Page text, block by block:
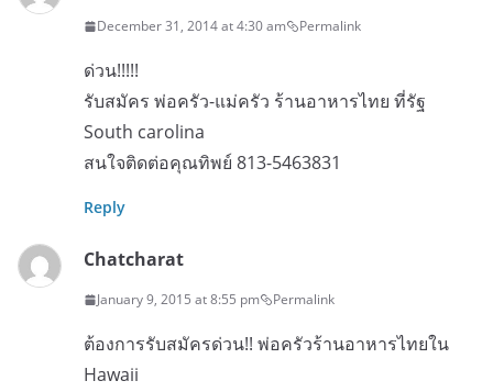
December 31, 2014 at 4:30 am Permalink
ด่วน!!!!!
รับสมัคร พ่อครัว-แม่ครัว ร้านอาหารไทย ที่รัฐ
South carolina
สนใจติดต่อคุณทิพย์ 813-5463831
Reply
Chatcharat
January 9, 2015 at 8:55 pm Permalink
ต้องการรับสมัครด่วน!! พ่อครัวร้านอาหารไทยใน
Hawaii